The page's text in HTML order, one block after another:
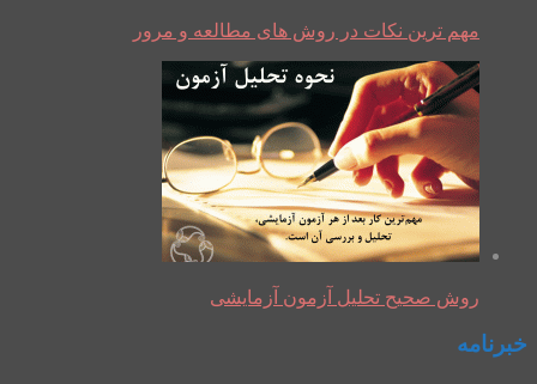
مهم ترین نکات در روش های مطالعه و مرور
روش صحیح تحلیل آزمون آزمایشی
خبرنامه